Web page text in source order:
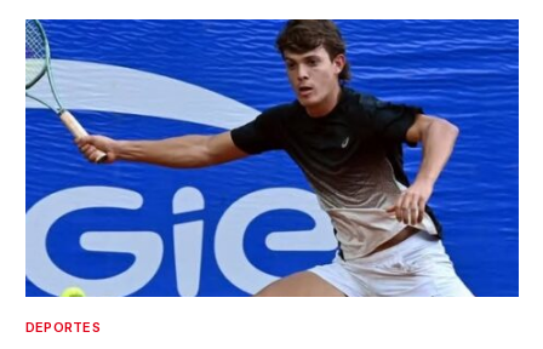
DEPORTES